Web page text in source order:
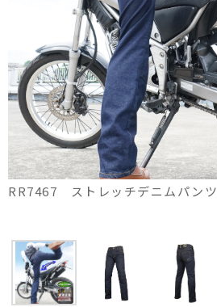
RR7467 ストレッチデニムパンツ